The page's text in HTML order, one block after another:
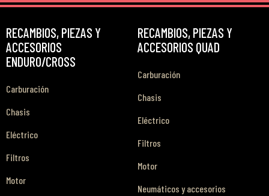
RECAMBIOS, PIEZAS Y
ACCESORIOS
ENDURO/CROSS
Carburación
Chasis
Eléctrico
Filtros
Motor
RECAMBIOS, PIEZAS Y
ACCESORIOS QUAD
Carburación
Chasis
Eléctrico
Filtros
Motor
Neumáticos y accesorios